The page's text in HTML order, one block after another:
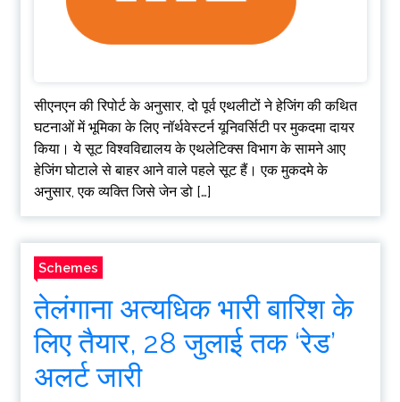
सीएनएन की रिपोर्ट के अनुसार, दो पूर्व एथलीटों ने हेजिंग की कथित
घटनाओं में भूमिका के लिए नॉर्थवेस्टर्न यूनिवर्सिटी पर मुकदमा दायर
किया। ये सूट विश्वविद्यालय के एथलेटिक्स विभाग के सामने आए
हेजिंग घोटाले से बाहर आने वाले पहले सूट हैं। एक मुकदमे के
अनुसार, एक व्यक्ति जिसे जेन डो […]
Schemes
तेलंगाना अत्यधिक भारी बारिश के
लिए तैयार, 28 जुलाई तक ‘रेड’
अलर्ट जारी